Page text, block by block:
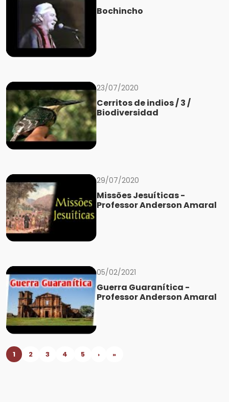
Bochincho
23/07/2020
Cerritos de indios / 3 /
Biodiversidad
29/07/2020
Missões Jesuíticas -
Professor Anderson Amaral
05/02/2021
Guerra Guaranítica -
Professor Anderson Amaral
1 2 3 4 5 › »